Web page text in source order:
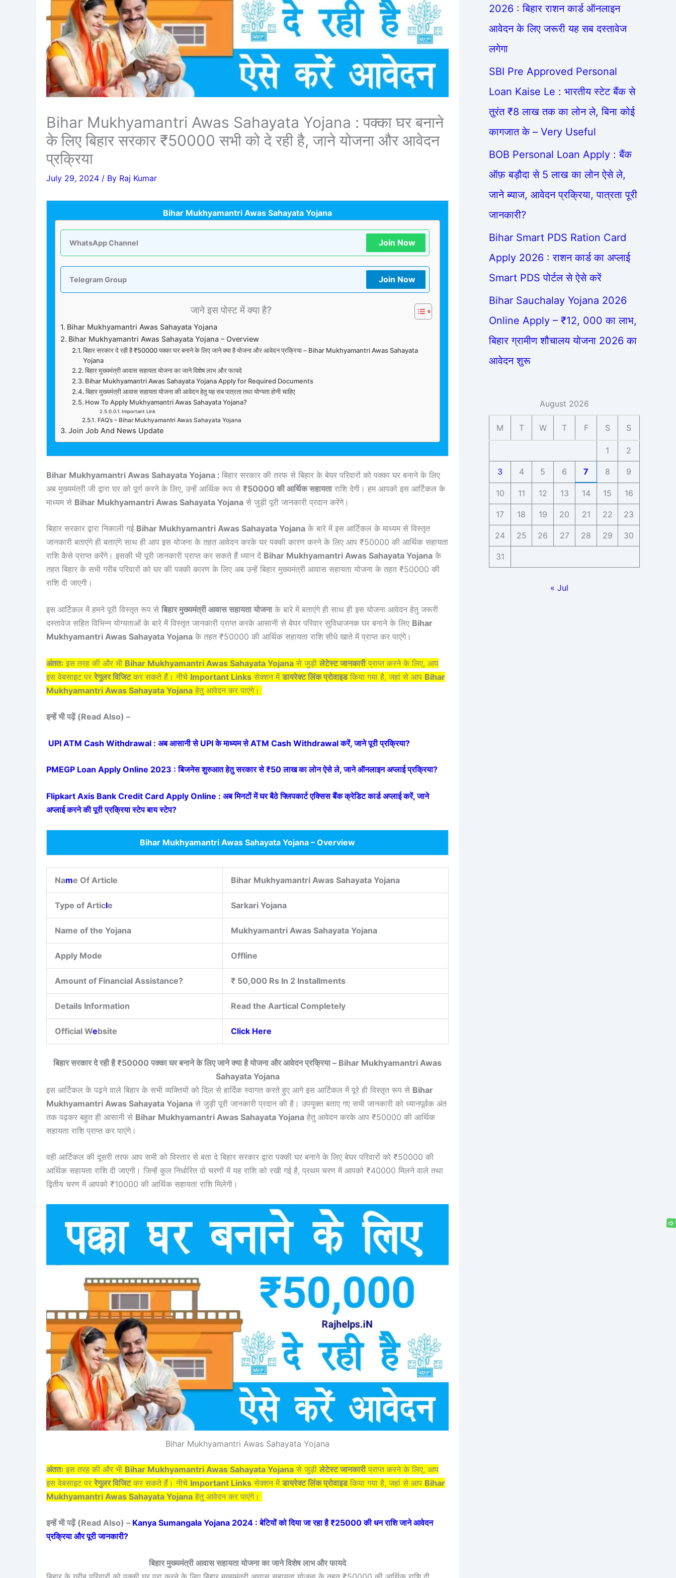
Bihar Mukhyamantri Awas Sahayata Yojana : पक्का घर बनाने
के लिए बिहार सरकार ₹50000 सभी को दे रही है, जाने योजना और आवेदन
प्रक्रिया
July 29, 2024 / By Raj Kumar
Bihar Mukhyamantri Awas Sahayata Yojana
WhatsApp Channel Join Now
Telegram Group Join Now
जाने इस पोस्ट में क्या है?
Bihar Mukhyamantri Awas Sahayata Yojana
Bihar Mukhyamantri Awas Sahayata Yojana – Overview
बिहार सरकार दे रही है ₹50000 पक्का घर बनाने के लिए जाने क्या है योजना और आवेदन प्रक्रिया – Bihar Mukhyamantri Awas Sahayata
Yojana
बिहार मुख्यमंत्री आवास सहायता योजना का जाने विशेष लाभ और फायदे
Bihar Mukhyamantri Awas Sahayata Yojana Apply for Required Documents
बिहार मुख्यमंत्री आवास सहायता योजना की आवेदन हेतु यह सब पात्रता तथा योग्यता होनी चाहिए
How To Apply Mukhyamantri Awas Sahayata Yojana?
Important Link
FAQ’s – Bihar Mukhyamantri Awas Sahayata Yojana
Join Job And News Update
Bihar Mukhyamantri Awas Sahayata Yojana : बिहार सरकार की तरफ से बिहार के बेघर परिवारों को पक्का घर बनाने के लिए
अब मुख्यमंत्री जी द्वारा घर को पूर्ण करने के लिए, उन्हें आर्थिक रूप से ₹50000 की आर्थिक सहायताराशि देगी। हम आपको इस आर्टिकल के
माध्यम से Bihar Mukhyamantri Awas Sahayata Yojana से जुड़ी पूरी जानकारी प्रदान करेंगे।
बिहार सरकार द्वारा निकाली गई Bihar Mukhyamantri Awas Sahayata Yojana के बारे में इस आर्टिकल के माध्यम से विस्तृत
जानकारी बताएंगे ही बताएंगे साथ ही आप इस योजना के तहत आवेदन करके घर पक्की कारण करने के लिए आप ₹50000 की आर्थिक सहायता
राशि कैसे प्राप्त करेंगे। इसकी भी पूरी जानकारी प्राप्त कर सकते हैं ध्यान दें Bihar Mukhyamantri Awas Sahayata Yojana के
तहत बिहार के सभी गरीब परिवारों को घर की पक्की कारण के लिए अब उन्हें बिहार मुख्यमंत्री आवास सहायता योजना के तहत ₹50000 की
राशि दी जाएगी।
इस आर्टिकल में हमने पूरी विस्तृत रूप से बिहार मुख्यमंत्री आवास सहायता योजनाके बारे में बताएंगे ही साथ ही इस योजना आवेदन हेतु जरूरी
दस्तावेज सहित विभिन्न योग्यताओं के बारे में विस्तृत जानकारी प्राप्त करके आसानी से बेघर परिवार सुविधाजनक घर बनाने के लिए Bihar
Mukhyamantri Awas Sahayata Yojana के तहत ₹50000 की आर्थिक सहायता राशि सीधे खाते में प्राप्त कर पाएंगे।
अंततः इस तरह की और भी Bihar Mukhyamantri Awas Sahayata Yojana से जुड़ी लेटेस्ट जानकारीप्राप्त करने के लिए, आप
इस वेबसाइट पर रेगुलर विजिटकर सकते हैं। नीचे Important Links सेक्शन में डायरेक्ट लिंक प्रोवाइडकिया गया है, जहां से आप Bihar
Mukhyamantri Awas Sahayata Yojana हेतु आवेदन कर पाएंगे।
इन्हें भी पढ़ें (Read Also) –
UPI ATM Cash Withdrawal : अब आसानी से UPI के माध्यम से ATM Cash Withdrawal करें, जाने पूरी प्रक्रिया?
PMEGP Loan Apply Online 2023 : बिजनेस शुरुआत हेतु सरकार से ₹50 लाख का लोन ऐसे ले, जाने ऑनलाइन अप्लाई प्रक्रिया?
Flipkart Axis Bank Credit Card Apply Online : अब मिनटों में घर बैठे फ्लिपकार्ट एक्सिस बैंक क्रेडिट कार्ड अप्लाई करें, जाने
अप्लाई करने की पूरी प्रक्रिया स्टेप बाय स्टेप?
Bihar Mukhyamantri Awas Sahayata Yojana – Overview
Name Of Article Bihar Mukhyamantri Awas Sahayata Yojana
Type of Article Sarkari Yojana
Name of the Yojana Mukhyamantri Awas Sahayata Yojana
Apply Mode Offline
Amount of Financial Assistance? ₹ 50,000 Rs In 2 Installments
Details Information Read the Aartical Completely
Official Website Click Here
बिहार सरकार दे रही है ₹50000 पक्का घर बनाने के लिए जाने क्या है योजना और आवेदन प्रक्रिया – Bihar Mukhyamantri Awas
Sahayata Yojana
इस आर्टिकल के पढ़ने वाले बिहार के सभी व्यक्तियों को दिल से हार्दिक स्वागत करते हुए आगे इस आर्टिकल में पूरे ही विस्तृत रूप से Bihar
Mukhyamantri Awas Sahayata Yojana से जुड़ी पूरी जानकारी प्रदान की है। उपयुक्त बताए गए सभी जानकारी को ध्यानपूर्वक अंत
तक पढ़कर बहुत ही आसानी से Bihar Mukhyamantri Awas Sahayata Yojana हेतु आवेदन करके आप ₹50000 की आर्थिक
सहायता राशि प्राप्त कर पाएंगे।
वही आर्टिकल की दूसरी तरफ आप सभी को विस्तार से बता दे बिहार सरकार द्वारा पक्की घर बनाने के लिए बेघर परिवारों को ₹50000 की
आर्थिक सहायता राशि दी जाएगी। जिन्हें कुल निर्धारित दो चरणों में यह राशि को रखी गई है, प्रथम चरण में आपको ₹40000 मिलने वाले तथा
द्वितीय चरण में आपको ₹10000 की आर्थिक सहायता राशि मिलेगी।
Bihar Mukhyamantri Awas Sahayata Yojana
अंततः इस तरह की और भी Bihar Mukhyamantri Awas Sahayata Yojana से जुड़ी लेटेस्ट जानकारीप्राप्त करने के लिए, आप
इस वेबसाइट पर रेगुलर विजिटकर सकते हैं। नीचे Important Links सेक्शन में डायरेक्ट लिंक प्रोवाइडकिया गया है, जहां से आप Bihar
Mukhyamantri Awas Sahayata Yojana हेतु आवेदन कर पाएंगे।
इन्हें भी पढ़ें (Read Also) – Kanya Sumangala Yojana 2024 : बेटियों को दिया जा रहा है ₹25000 की धन राशि जाने आवेदन
प्रक्रिया और पूरी जानकारी?
बिहार मुख्यमंत्री आवास सहायता योजना का जाने विशेष लाभ और फायदे
2026 : बिहार राशन कार्ड ऑनलाइन
आवेदन के लिए जरूरी यह सब दस्तावेज
लगेगा
SBI Pre Approved Personal
Loan Kaise Le : भारतीय स्टेट बैंक से
तुरंत ₹8 लाख तक का लोन ले, बिना कोई
कागजात के – Very Useful
BOB Personal Loan Apply : बैंक
ऑफ़ बड़ौदा से 5 लाख का लोन ऐसे ले,
जाने ब्याज, आवेदन प्रक्रिया, पात्रता पूरी
जानकारी?
Bihar Smart PDS Ration Card
Apply 2026 : राशन कार्ड का अप्लाई
Smart PDS पोर्टल से ऐसे करें
Bihar Sauchalay Yojana 2026
Online Apply – ₹12, 000 का लाभ,
बिहार ग्रामीण शौचालय योजना 2026 का
आवेदन शुरू
August 2026
M T W T F S S
1 2
3 4 5 6 7 8 9
10 11 12 13 14 15 16
17 18 19 20 21 22 23
24 25 26 27 28 29 30
31
« Jul